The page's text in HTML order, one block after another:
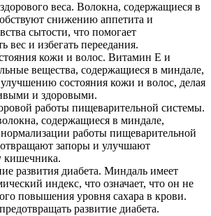
веса. Волокна, содержащиеся в
снижению аппетита и
сытости, что помогает
вес и избегать переедания.
кожи и волос. Витамин E и
вещества, содержащиеся в миндале,
состояния кожи и волос, делая
и здоровыми.
работы пищеварительной системы.
содержащиеся в миндале,
работы пищеварительной
запоры и улучшают
кишечника.
развития диабета. Миндаль имеет
индекс, что означает, что он не
повышения уровня сахара в крови.
развитие диабета.